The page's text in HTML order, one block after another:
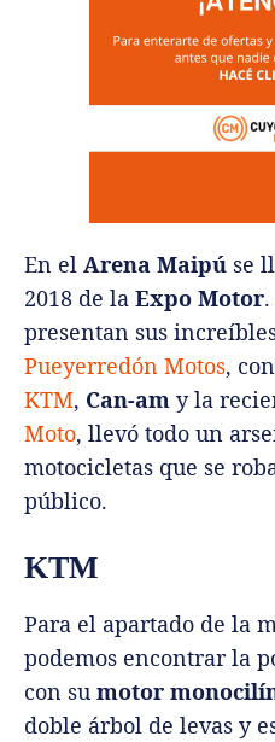
En el Arena Maipú se
2018 de la Expo Motor
presentan sus
Pueyerredón Motos,
KTM, Can-am y la
Moto, llevó todo un
motocicletas que se
público.
KTM
Para el apartado de la
podemos encontrar la
con su motor
doble árbol de levas y